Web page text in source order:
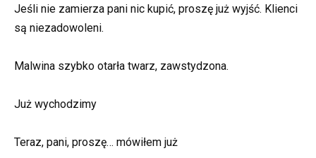
Jeśli nie zamierza pani nic kupić, proszę już wyjść. Klienci
są niezadowoleni.
Malwina szybko otarła twarz, zawstydzona.
Już wychodzimy
Teraz, pani, proszę… mówiłem już